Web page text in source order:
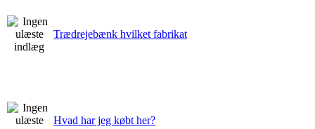
Trædrejebænk hvilket fabrikat
Hvad har jeg købt her?